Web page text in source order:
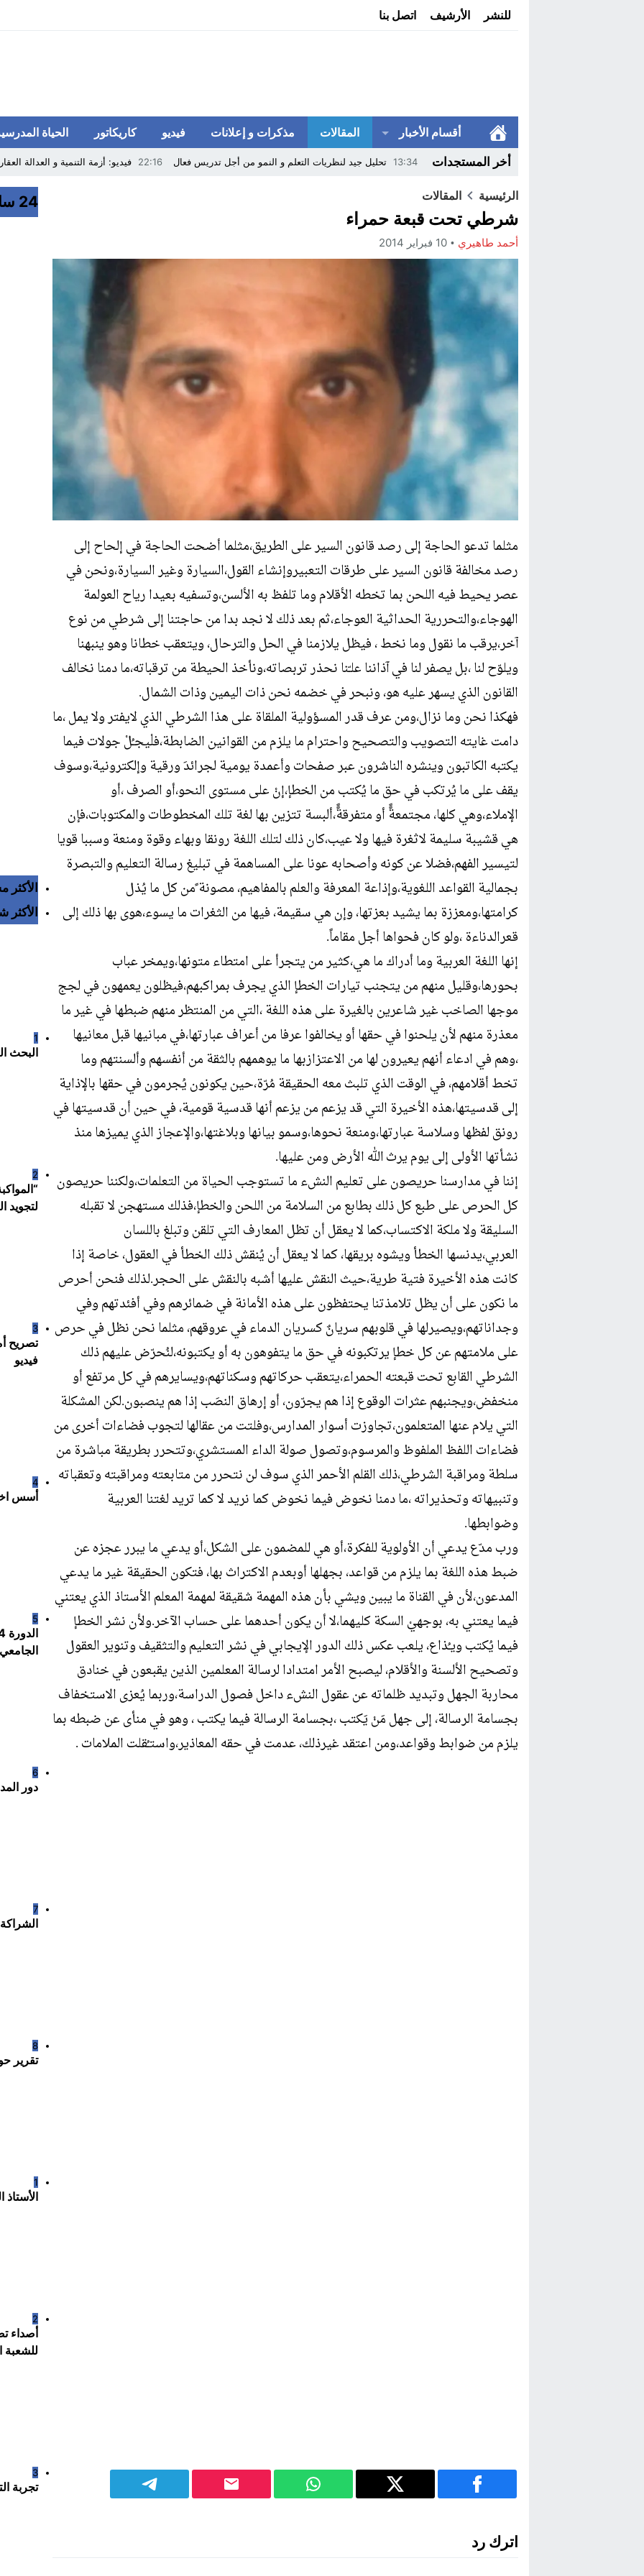
للنشر الأرشيف اتصل بنا
أقسام الأخبار المقالات مذكرات و إعلانات فيديو كاريكاتور الحياة
أخر المستجدات 13:34 تحليل جيد لنظريات التعلم و النمو من أجل تدريس فعال 22:16 فيديو: أزمة التنمية و العدالة
14:36 بودكاست AI يناقش ظاهرة نسخ الامتحانات من الإنترنيت.. وزارة التعليم تفرج عن مذكرة
13:20 مهرجان سينما المدارس بآسفي.. الاستعداد لتنظيم النسخة الثالثة
وزارة التربية الوطنية تصدر بطاقات توصيف اختبارات مباراة توظيف أساتذة الثانوي التأهيلي دورة أبريل
ترامب ينهي الوصاية الفيدرالية على التعليم بدعوى تقليص النفقة..
إعفاء يونس السحيمي من منصب الكاتب العام لوزارة التربية الوطنية والتعليم الأولي والرياضة
الرئيسية المقالات
شرطي تحت قبعة حمراء
أحمد طاهيري 10 فبراير 2014
مثلما تدعو الحاجة إلى رصد قانون السير على الطريق،مثلما أضحت الحاجة في إلحاح إلى
رصد مخالفة قانون السير على طرقات التعبيروإنشاء القول،السيارة وغير السيارة،ونحن في
عصر يحيط فيه اللحن بما تخطه الأقلام وما تلفظ به الألسن،وتسفيه بعيدا رياح العولمة
الهوجاء،والتحررية الحداثية العوجاء،ثم بعد ذلك لا نجد بدا من حاجتنا إلى شرطي من نوع
آخر،يرقب ما نقول وما نخط ، فيظل يلازمنا في الحل والترحال، ويتعقب خطانا وهو ينبهنا
ويلوّح لنا ،بل يصفر لنا في آذاننا علـّنا نحذر تربصاته،ونأخذ الحيطة من ترقباته،ما دمنا نخالف
القانون الذي يسهر عليه هو، ونبحر في خضمه نحن ذات اليمين وذات الشمال.
فهكذا نحن وما نزال،ومن عرف قدر المسؤولية الملقاة على هذا الشرطي الذي لايفتر ولا يمل ،ما
دامت غايته التصويب والتصحيح واحترام ما يلزم من القوانين الضابطة،فلْيجـُلْ جولات فيما
يكتبه الكاتبون وينشره الناشرون عبر صفحات وأعمدة يومية لجرائدَ ورقية وإلكترونية،وسوف
يقف على ما يُرتكب في حق ما يُكتب من الخطإ،إنْ على مستوى النحو،أو الصرف ،أو
الإملاء،وهي كلها، مجتمعةًً أو متفرقةًً،ألبسة تتزين بها لغة تلك المخطوطات والمكتوبات،فإن
هي قشيبة سليمة لاثغرة فيها ولا عيب،كان ذلك لتلك اللغة رونقا وبهاء وقوة ومنعة وسببا قويا
لتيسير الفهم،فضلا عن كونه وأصحابه عونا على المساهمة في تبليغ رسالة التعليم والتبصرة
بجمالية القواعد اللغوية،وإذاعة المعرفة والعلم بالمفاهيم، مصونة ًمن كل ما يُذل
كرامتها،ومعززة بما يشيد بعزتها، وإن هي سقيمة، فيها من الثغرات ما يسوء،هوى بها ذلك إلى
قعرالدناءة ،ولو كان فحواها أجل مقاماً.
إنها اللغة العربية وما أدراك ما هي،كثير من يتجرأ على امتطاء متونها،ويمخر عباب
بحورها،وقليل منهم من يتجنب تيارات الخطإ الذي يجرف بمراكبهم،فيظلون يعمهون في لجج
موجها الصاخب غير شاعرين بالغيرة على هذه اللغة ،التي من المنتظر منهم ضبطها في غير ما
معذرة منهم لأن يلحنوا في حقها أو يخالفوا عرفا من أعراف عبارتها،في مبانيها قبل معانيها
،وهم في ادعاء أنهم يعيرون لها من الاعتزازبها ما يوهمهم بالثقة من أنفسهم وألسنتهم وما
تخط أقلامهم، في الوقت الذي تلبث معه الحقيقة مُرّة،حين يكونون يُجرمون في حقها بالإذاية
إلى قدسيتها،هذه الأخيرة التي قد يزعم من يزعم أنها قدسية قومية، في حين أن قدسيتها في
رونق لفظها وسلاسة عبارتها،ومنعة نحوها،وسمو بيانها وبلاغتها،والإعجاز الذي يميزها منذ
نشأتها الأولى إلى يوم يرث الله الأرض ومن عليها.
إننا في مدارسنا حريصون على تعليم النشء ما تستوجب الحياة من التعلمات،ولكننا حريصون
كل الحرص على طبع كل ذلك بطابع من السلامة من اللحن والخطإ،فذلك مستهجن لا تقبله
السليقة ولا ملكة الاكتساب،كما لا يعقل أن تظل المعارف التي تلقن وتبلغ باللسان
العربي،يدنسها الخطأ ويشوه بريقها، كما لا يعقل أن يُنقش ذلك الخطأ في العقول، خاصة إذا
كانت هذه الأخيرة فتية طرية،حيث النقش عليها أشبه بالنقش على الحجر.لذلك فنحن أحرص
ما نكون على أن يظل تلامذتنا يحتفظون على هذه الأمانة في ضمائرهم وفي أفئدتهم وفي
وجداناتهم،ويصيرلها في قلوبهم سريانٌ كسريان الدماء في عروقهم، مثلما نحن نظل في حرص
على ملامتهم عن كل خطإ يرتكبونه في حق ما يتفوهون به أو يكتبونه،لنُحرّض عليهم ذلك
الشرطي القابع تحت قبعته الحمراء،يتعقب حركاتهم وسكناتهم،ويسايرهم في كل مرتفع أو
منخفض،ويجنبهم عثرات الوقوع إذا هم يجرّون، أو إرهاق النصَب إذا هم ينصبون.لكن المشكلة
التي يلام عنها المتعلمون،تجاوزت أسوار المدارس،وفلتت من عقالها لتجوب فضاءات أخرى من
فضاءات اللفظ الملفوظ والمرسوم،وتصول صولة الداء المستشري،وتتحرر بطريقة مباشرة من
سلطة ومراقبة الشرطي،ذلك القلم الأحمر الذي سوف لن نتحرر من متابعته ومراقبته وتعقباته
وتنبيهاته وتحذيراته ،ما دمنا نخوض فيما نخوض كما نريد لا كما تريد لغتنا العربية
وضوابطها.
ورب مدّع يدعي أن الأولوية للفكرة،أو هي للمضمون على الشكل،أو يدعي ما يبرر عجزه عن
ضبط هذه اللغة بما يلزم من قواعد، بجهلها أوبعدم الاكتراث بها، فتكون الحقيقة غير ما يدعي
المدعون،لأن في القناة ما يبين ويشي بأن هذه المهمة شقيقة لمهمة المعلم الأستاذ الذي يعتني
فيما يعتني به، بوجهيْ السكة كليهما،لا أن يكون أحدهما على حساب الآخر.ولأن نشر الخطإ
فيما يُكتب ويـُذاع، يلعب عكس ذلك الدور الإيجابي في نشر التعليم والتثقيف وتنوير العقول
وتصحيح الألسنة والأقلام، ليصبح الأمر امتدادا لرسالة المعلمين الذين يقبعون في خنادق
محاربة الجهل وتبديد ظلماته عن عقول النشء داخل فصول الدراسة،وربما يُعزى الاستخفاف
بجسامة الرسالة، إلى جهل مَنْ يَكتب ،بجسامة الرسالة فيما يكتب ، وهو في منأى عن ضبطه بما
يلزم من ضوابط وقواعد،ومن اعتقد غيرذلك، عدمت في حقه المعاذير،واستـُقلت الملامات .
اترك رد
24 ساعة
الأكثر
1
البحث
2
لتجويد التعليم و
3
تصريح
فيديو
4
أسس
5
الجامعي و المهني
6
دور
7
الشراكة
8
تقرير
1
2
أصداء
للشعبة
3
تجربة